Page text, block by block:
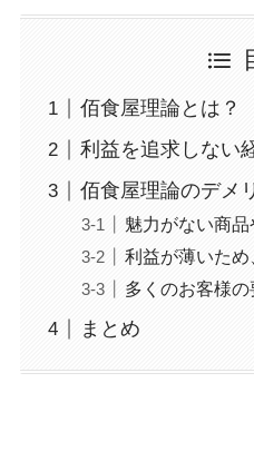
佰食屋理論とは？
利益を追求しない
佰食屋理論のデメ
魅力がない商
利益が薄いた
多くのお客様
まとめ